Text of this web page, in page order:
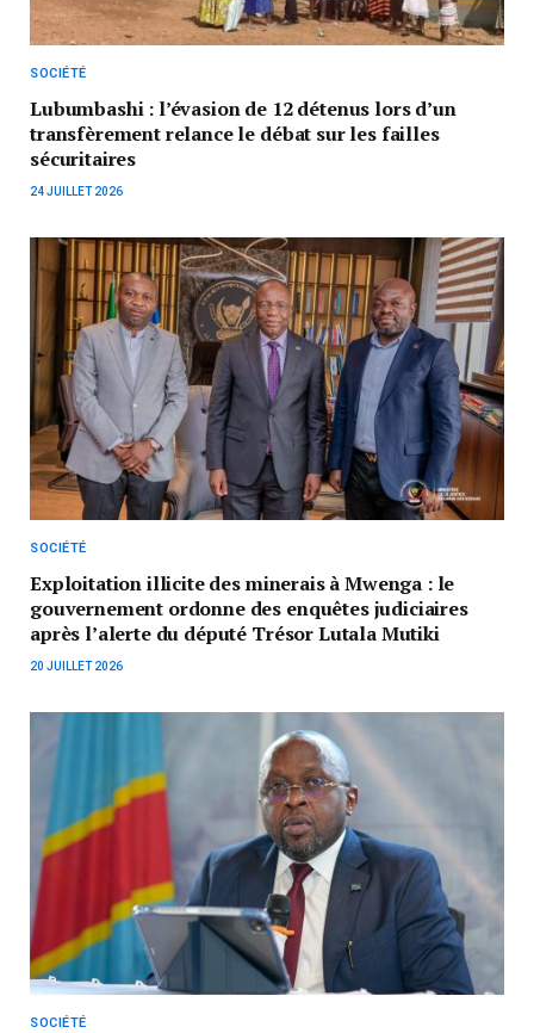
SOCIÉTÉ
Lubumbashi : l’évasion de 12 détenus lors d’un
transfèrement relance le débat sur les failles
sécuritaires
24 JUILLET 2026
SOCIÉTÉ
Exploitation illicite des minerais à Mwenga : le
gouvernement ordonne des enquêtes judiciaires
après l’alerte du député Trésor Lutala Mutiki
20 JUILLET 2026
SOCIÉTÉ